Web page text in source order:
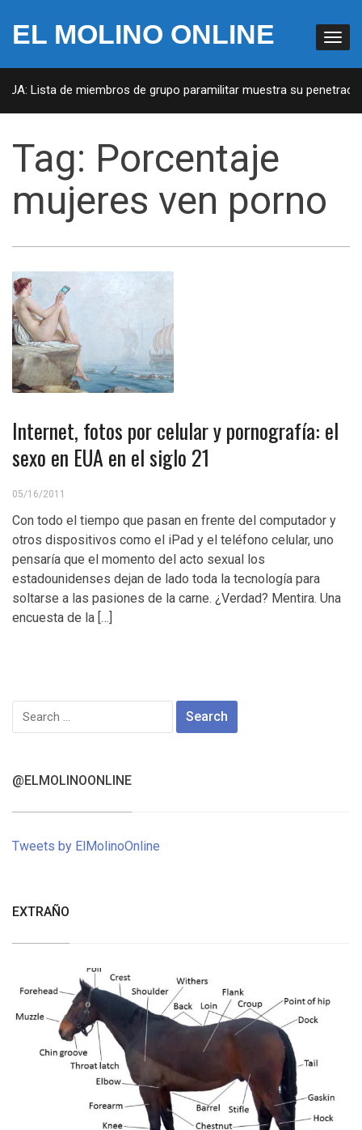
EL MOLINO ONLINE
Lista de miembros de grupo paramilitar muestra su
Tag: Porcentaje
mujeres ven porno
Internet, fotos por celular y pornografía: el
sexo en EUA en el siglo 21
05/16/2011
Con todo el tiempo que pasan en frente del computador y
otros dispositivos como el iPad y el teléfono celular, uno
pensaría que el momento del acto sexual los
estadounidenses dejan de lado toda la tecnología para
soltarse a las pasiones de la carne. ¿Verdad? Mentira. Una
encuesta de la […]
Search
for:
@ELMOLINOONLINE
Tweets by ElMolinoOnline
EXTRAÑO